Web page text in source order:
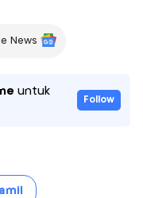
News
untuk
Follow